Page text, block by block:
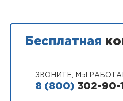
Бесплатная
ЗВОНИТЕ, МЫ
8 (800) 302-90-